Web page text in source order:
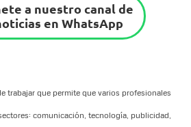
a nuestro canal de
en WhatsApp
trabajar que permite que varios profesionales
comunicación, tecnología, publicidad,